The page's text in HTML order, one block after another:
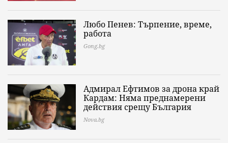
Любо Пенев: Търпение, време,
работа
Gong.bg
Адмирал Ефтимов за дрона край
Кардам: Няма преднамерени
действия срещу България
Nova.bg